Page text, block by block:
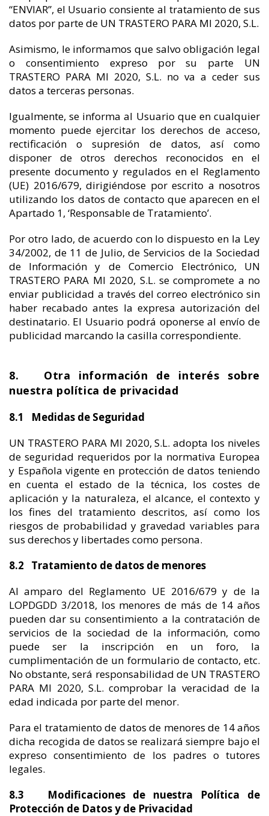
“ENVIAR”, el Usuario consiente al tratamiento de sus
datos por parte de UN TRASTERO PARA MI 2020, S.L.
Asimismo, le informamos que salvo obligación legal
o consentimiento expreso por su parte UN
TRASTERO PARA MI 2020, S.L. no va a ceder sus
datos a terceras personas.
Igualmente, se informa al Usuario que en cualquier
momento puede ejercitar los derechos de acceso,
rectificación o supresión de datos, así como
disponer de otros derechos reconocidos en el
presente documento y regulados en el Reglamento
(UE) 2016/679, dirigiéndose por escrito a nosotros
utilizando los datos de contacto que aparecen en el
Apartado 1, ‘Responsable de Tratamiento’.
Por otro lado, de acuerdo con lo dispuesto en la Ley
34/2002, de 11 de Julio, de Servicios de la Sociedad
de Información y de Comercio Electrónico, UN
TRASTERO PARA MI 2020, S.L. se compromete a no
enviar publicidad a través del correo electrónico sin
haber recabado antes la expresa autorización del
destinatario. El Usuario podrá oponerse al envío de
publicidad marcando la casilla correspondiente.
8. Otra información de interés sobre
nuestra política de privacidad
8.1 Medidas de Seguridad
UN TRASTERO PARA MI 2020, S.L. adopta los niveles
de seguridad requeridos por la normativa Europea
y Española vigente en protección de datos teniendo
en cuenta el estado de la técnica, los costes de
aplicación y la naturaleza, el alcance, el contexto y
los fines del tratamiento descritos, así como los
riesgos de probabilidad y gravedad variables para
sus derechos y libertades como persona.
8.2 Tratamiento de datos de menores
Al amparo del Reglamento UE 2016/679 y de la
LOPDGDD 3/2018, los menores de más de 14 años
pueden dar su consentimiento a la contratación de
servicios de la sociedad de la información, como
puede ser la inscripción en un foro, la
cumplimentación de un formulario de contacto, etc.
No obstante, será responsabilidad de UN TRASTERO
PARA MI 2020, S.L. comprobar la veracidad de la
edad indicada por parte del menor.
Para el tratamiento de datos de menores de 14 años
dicha recogida de datos se realizará siempre bajo el
expreso consentimiento de los padres o tutores
legales.
8.3 Modificaciones de nuestra Política de
Protección de Datos y de Privacidad